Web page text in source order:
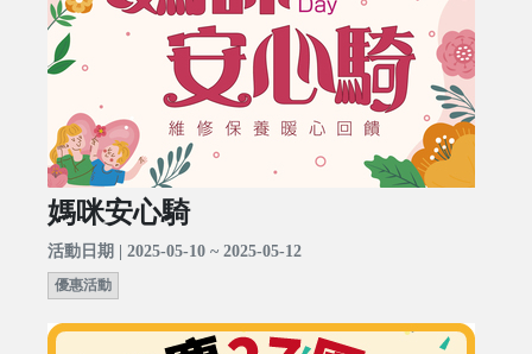
媽咪安心騎
活動日期 | 2025-05-10 ~ 2025-05-12
優惠活動